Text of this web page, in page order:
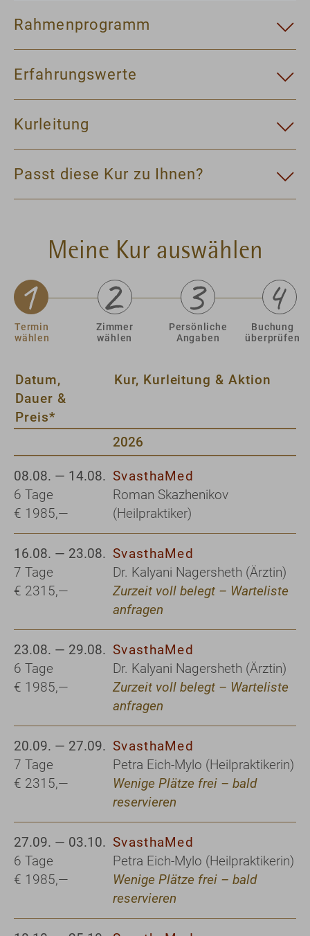
Rahmenprogramm
Erfahrungswerte
Kurleitung
Passt diese Kur zu Ihnen?
Meine Kur auswählen
Termin
wählen
Zimmer
wählen
Persönliche
Angaben
Buchung
überprüfen
Datum,
Dauer &
Preis*
Kur, Kurleitung & Aktion
2026
08.08. — 14.08.
6 Tage
€ 1985,—
SvasthaMed
Roman Skazhenikov
(Heilpraktiker)
16.08. — 23.08.
7 Tage
€ 2315,—
SvasthaMed
Dr. Kalyani Nagersheth (Ärztin)
Zurzeit voll belegt – Warteliste
anfragen
23.08. — 29.08.
6 Tage
€ 1985,—
SvasthaMed
Dr. Kalyani Nagersheth (Ärztin)
Zurzeit voll belegt – Warteliste
anfragen
20.09. — 27.09.
7 Tage
€ 2315,—
SvasthaMed
Petra Eich-Mylo (Heilpraktikerin)
Wenige Plätze frei – bald
reservieren
27.09. — 03.10.
6 Tage
€ 1985,—
SvasthaMed
Petra Eich-Mylo (Heilpraktikerin)
Wenige Plätze frei – bald
reservieren